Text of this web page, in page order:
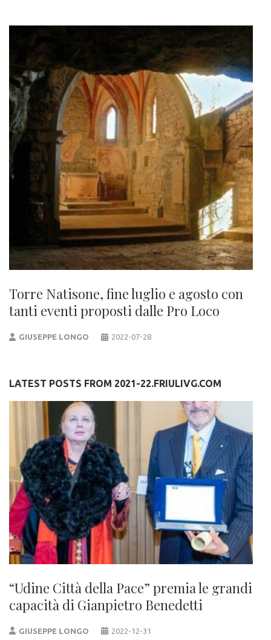
Torre Natisone, fine luglio e agosto con
tanti eventi proposti dalle Pro Loco
GIUSEPPE LONGO 2022-07-28
LATEST POSTS FROM 2021-22.FRIULIVG.COM
“Udine Città della Pace” premia le grandi
capacità di Gianpietro Benedetti
GIUSEPPE LONGO 2022-12-31